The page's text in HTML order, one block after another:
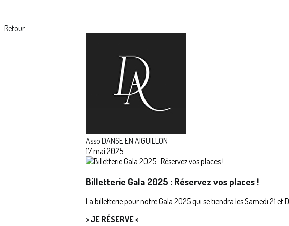
Retour
Asso DANSE EN AIGUILLON
17 mai 2025
Billetterie Gala 2025 : Réservez vos places !
La billetterie pour notre Gala 2025 qui se tiendra les Samedi 21
> JE RÉSERVE <